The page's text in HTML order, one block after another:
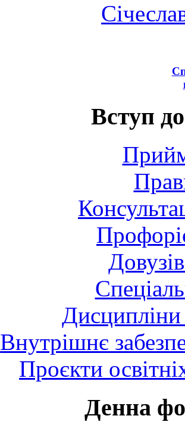
Вступ
Внутрішнє
Проєкти
Денна